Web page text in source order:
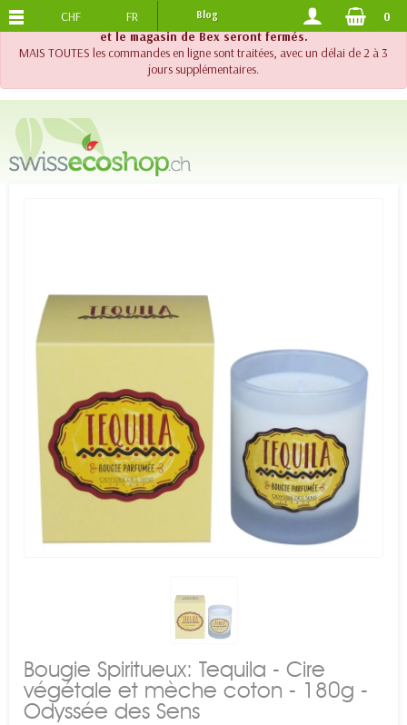
!! Important !! Jusqu'au 20 août 2026, le support téléphonique
et le magasin de Bex seront fermés.
MAIS TOUTES les commandes en ligne sont traitées, avec un délai de 2 à 3
jours supplémentaires.
PORTS OFFERTS DES 120.-
CHF FR Blog 0
Bougie Spiritueux: Tequila - Cire
végétale et mèche coton - 180g -
Odyssée des Sens